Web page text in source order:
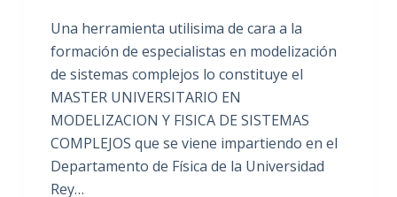
Una herramienta utilisima de cara a la
formación de especialistas en modelización
de sistemas complejos lo constituye el
MASTER UNIVERSITARIO EN
MODELIZACION Y FISICA DE SISTEMAS
COMPLEJOS que se viene impartiendo en el
Departamento de Física de la Universidad
Rey…